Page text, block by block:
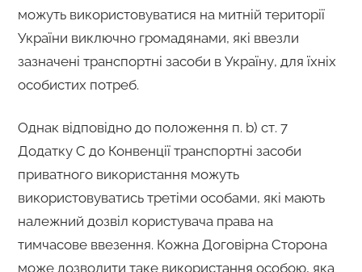
можуть використовуватися на митній території
України виключно громадянами, які ввезли
зазначені транспортні засоби в Україну, для їхніх
особистих потреб.
Однак відповідно до положення п. b) ст. 7
Додатку С до Конвенції транспортні засоби
приватного використання можуть
використовуватись третіми особами, які мають
належний дозвіл користувача права на
тимчасове ввезення. Кожна Договірна Сторона
може дозволити таке використання особою, яка